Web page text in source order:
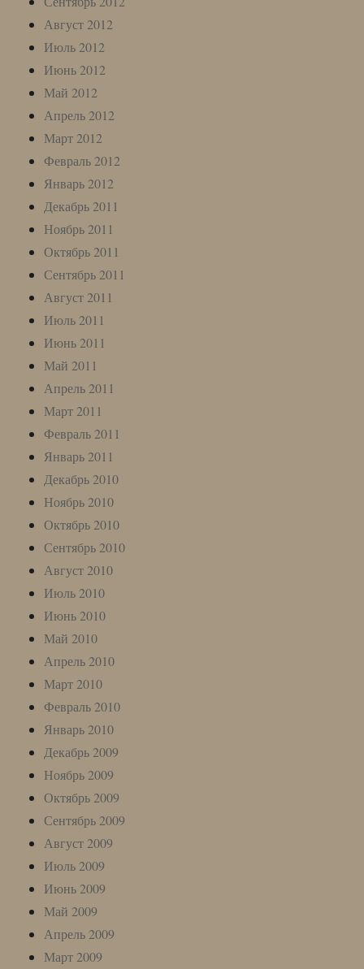
Август 2012
Июль 2012
Июнь 2012
Май 2012
Апрель 2012
Март 2012
Февраль 2012
Январь 2012
Декабрь 2011
Ноябрь 2011
Октябрь 2011
Сентябрь 2011
Август 2011
Июль 2011
Июнь 2011
Май 2011
Апрель 2011
Март 2011
Февраль 2011
Январь 2011
Декабрь 2010
Ноябрь 2010
Октябрь 2010
Сентябрь 2010
Август 2010
Июль 2010
Июнь 2010
Май 2010
Апрель 2010
Март 2010
Февраль 2010
Январь 2010
Декабрь 2009
Ноябрь 2009
Октябрь 2009
Сентябрь 2009
Август 2009
Июль 2009
Июнь 2009
Май 2009
Апрель 2009
Март 2009